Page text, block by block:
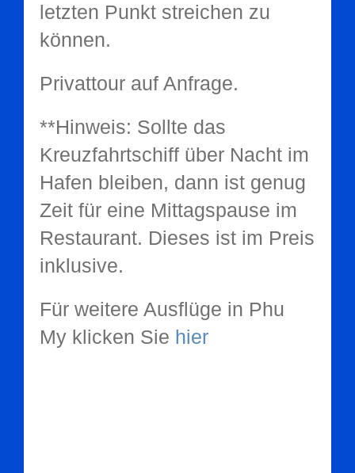
letzten Punkt streichen zu
können.
Privattour auf Anfrage.
**Hinweis: Sollte das
Kreuzfahrtschiff über Nacht im
Hafen bleiben, dann ist genug
Zeit für eine Mittagspause im
Restaurant. Dieses ist im Preis
inklusive.
Für weitere Ausflüge in Phu
My klicken Sie hier